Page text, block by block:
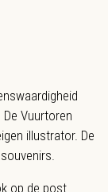
Vuurtoren
illustrator. De
op de post